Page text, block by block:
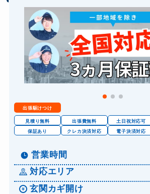
出張駆けつけ
見積り無料 出張費無料 土日祝対応可
保証あり
クレカ決済対応 電子決済対応
営業時間
対応エリア
玄関カギ開け